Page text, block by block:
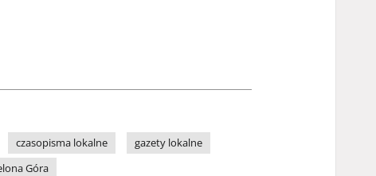
czasopisma lokalne
gazety lokalne
Góra